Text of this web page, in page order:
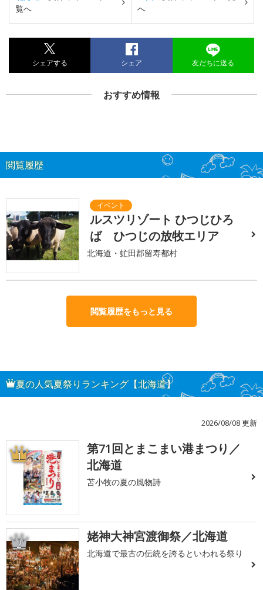
覧へ
へ
シェアする シェア 友だちに送る
おすすめ情報
閲覧履歴
ルスツリゾート ひつじひろ
ば ひつじの放牧エリア
北海道・虻田郡留寿都村
閲覧履歴をもっと見る
夏の人気夏祭りランキング【北海道】
2026/08/08 更新
1
第71回とまこまい港まつり／
北海道
苫小牧の夏の風物詩
2 姥神大神宮渡御祭／北海道
北海道で最古の伝統を誇るといわれる祭り